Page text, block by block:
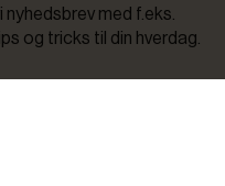
med f.eks.
og tricks til din hverdag.